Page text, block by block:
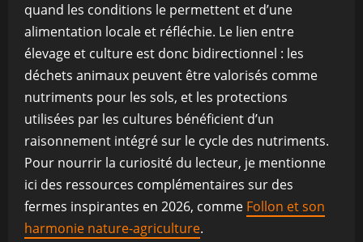
quand les conditions le permettent et d’une
alimentation locale et réfléchie. Le lien entre
élevage et culture est donc bidirectionnel : les
déchets animaux peuvent être valorisés comme
nutriments pour les sols, et les protections
utilisées par les cultures bénéficient d’un
raisonnement intégré sur le cycle des nutriments.
Pour nourrir la curiosité du lecteur, je mentionne
ici des ressources complémentaires sur des
fermes inspirantes en 2026, comme Follon et son
harmonie nature-agriculture.